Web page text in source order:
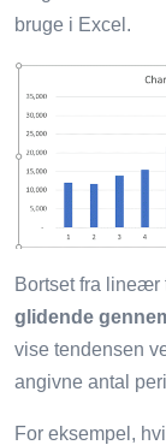
bruge i Excel.
Bortset fra lineær
glidende
vise tendensen
angivne antal
For eksempel,